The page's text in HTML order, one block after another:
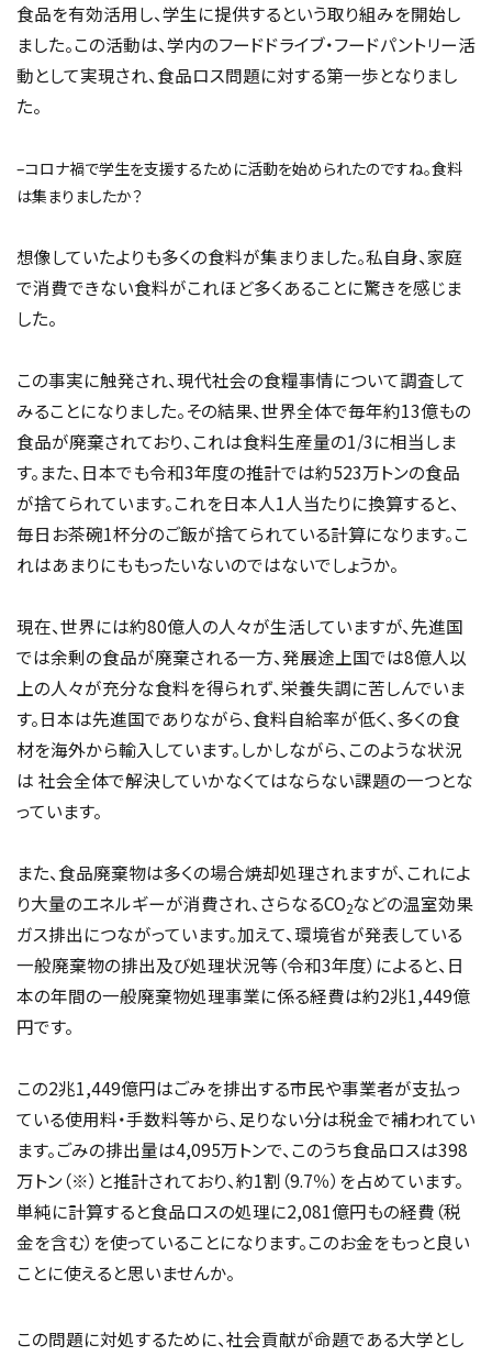
食品を有効活用し、学生に提供するという取り組みを開始し
ました。この活動は、学内のフードドライブ・フードパントリー活
動として実現され、食品ロス問題に対する第一歩となりまし
た。
–コロナ禍で学生を支援するために活動を始められたのですね。食料
は集まりましたか？
想像していたよりも多くの食料が集まりました。私自身、家庭
で消費できない食料がこれほど多くあることに驚きを感じま
した。
この事実に触発され、現代社会の食糧事情について調査して
みることになりました。その結果、世界全体で毎年約13億もの
食品が廃棄されており、これは食料生産量の1/3に相当しま
す。また、日本でも令和3年度の推計では約523万トンの食品
が捨てられています。これを日本人1人当たりに換算すると、
毎日お茶碗1杯分のご飯が捨てられている計算になります。こ
れはあまりにももったいないのではないでしょうか。
現在、世界には約80億人の人々が生活していますが、先進国
では余剰の食品が廃棄される一方、発展途上国では8億人以
上の人々が充分な食料を得られず、栄養失調に苦しんでいま
す。日本は先進国でありながら、食料自給率が低く、多くの食
材を海外から輸入しています。しかしながら、このような状況
は 社会全体で解決していかなくてはならない課題の一つとな
っています。
また、食品廃棄物は多くの場合焼却処理されますが、これによ
り大量のエネルギーが消費され、さらなるCO2などの温室効果
ガス排出につながっています。加えて、環境省が発表している
一般廃棄物の排出及び処理状況等（令和3年度）によると、日
本の年間の一般廃棄物処理事業に係る経費は約2兆1,449億
円です。
この2兆1,449億円はごみを排出する市民や事業者が支払っ
ている使用料・手数料等から、足りない分は税金で補われてい
ます。ごみの排出量は4,095万トンで、このうち食品ロスは398
万トン（※）と推計されており、約1割（9.7％）を占めています。
単純に計算すると食品ロスの処理に2,081億円もの経費（税
金を含む）を使っていることになります。このお金をもっと良い
ことに使えると思いませんか。
この問題に対処するために、社会貢献が命題である大学とし